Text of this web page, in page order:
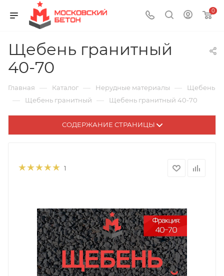
0
Щебень гранитный
40-70
Главная — Каталог — Нерудные материалы — Щебень
— Щебень гранитный — Щебень гранитный 40-70
СОДЕРЖАНИЕ СТРАНИЦЫ
1